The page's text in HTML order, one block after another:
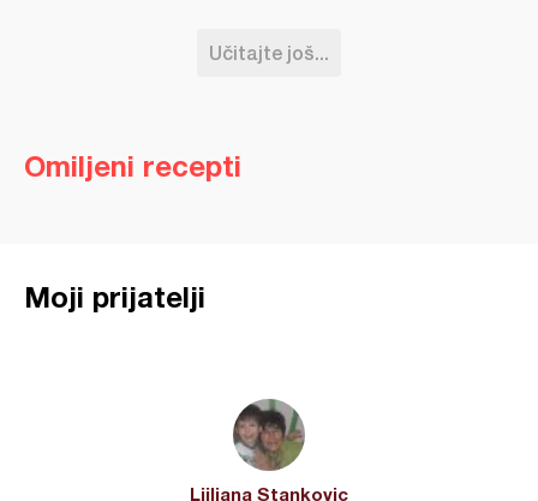
Učitajte još...
Omiljeni recepti
Moji prijatelji
Ljiljana Stankovic